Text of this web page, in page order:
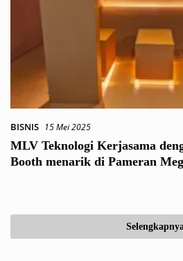
BISNIS 15 Mei 2025
MLV Teknologi Kerjasama
Booth menarik di Pameran